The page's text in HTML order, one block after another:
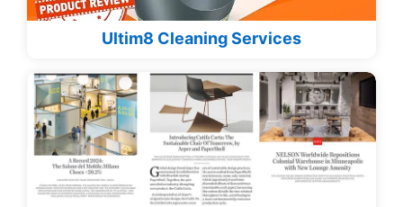
Ultim8 Cleaning Services